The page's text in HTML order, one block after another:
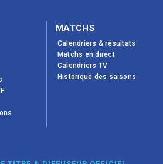
MATCHS
Calendriers & résultats
Matchs en direct
Calendriers TV
Historique des saisons